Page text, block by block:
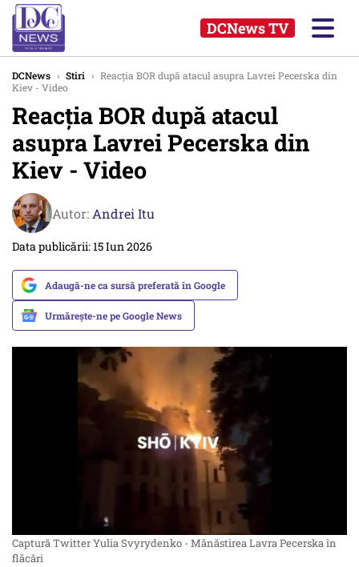
DCNews TV
DCNews › Stiri › Reacția BOR după atacul asupra Lavrei Pecerska din
Kiev - Video
Reacția BOR după atacul
asupra Lavrei Pecerska din
Kiev - Video
Autor: Andrei Itu
Data publicării: 15 Iun 2026
Adaugă-ne ca sursă preferată în Google
Urmărește-ne pe Google News
Captură Twitter Yulia Svyrydenko - Mănăstirea Lavra Pecerska în
flăcări